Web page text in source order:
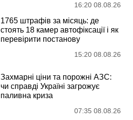
16:20 08.08.26
1765 штрафів за місяць: де
стоять 18 камер автофіксації і як
перевірити постанову
15:20 08.08.26
Захмарні ціни та порожні АЗС:
чи справді Україні загрожує
паливна криза
07:35 08.08.26